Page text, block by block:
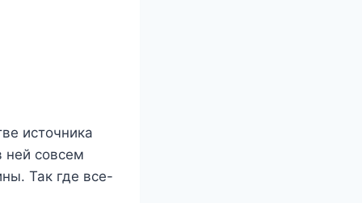
источника
ней совсем
Так где все-